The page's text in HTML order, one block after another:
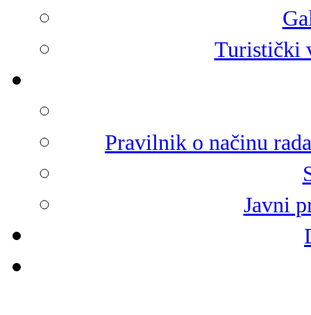
Turistički
Pravilnik o načinu
Javni